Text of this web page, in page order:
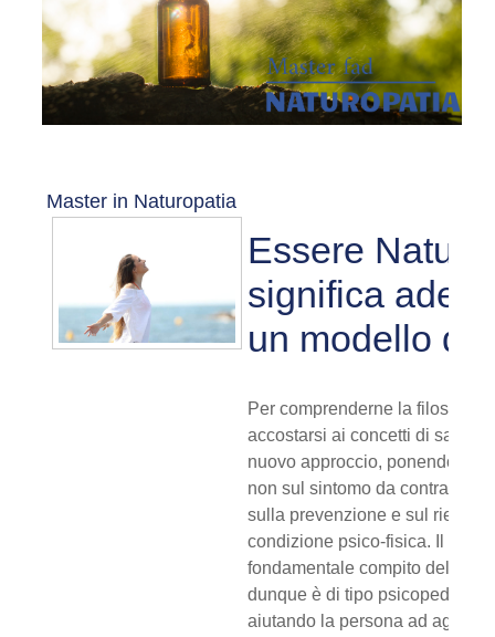
Master in Naturopatia
Essere
significa
un modello di
Per comprenderne la filosofia
accostarsi ai concetti di salute
nuovo approccio, ponendo
non sul sintomo da contrastare,
sulla prevenzione e sul
condizione psico-fisica. Il primo
fondamentale compito del
dunque è di tipo
aiutando la persona ad agire e